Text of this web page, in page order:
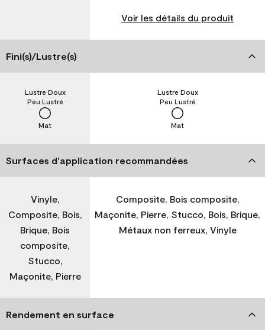
Voir les détails du produit
Fini(s)/Lustre(s)
Mat
Peu Lustré
Lustre Doux
Mat
Peu Lustré
Lustre Doux
Surfaces d’application recommandées
Vinyle,
Composite, Bois,
Brique, Bois
composite,
Stucco,
Maçonite, Pierre
Composite, Bois composite,
Maçonite, Pierre, Stucco, Bois, Brique,
Métaux non ferreux, Vinyle
Rendement en surface